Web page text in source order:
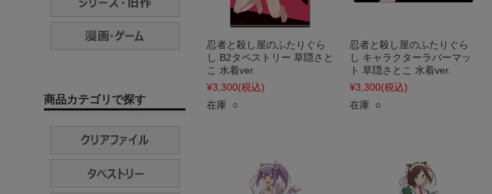
忍者と殺し屋のふたりぐら
し B2タペストリー 草隠さと
こ 水着ver.
¥3,300(税込)
在庫 ○
忍者と殺し屋のふたりぐら
し キャラクターラバーマッ
ト 草隠さとこ 水着ver.
¥3,300(税込)
在庫 ○
商品カテゴリで探す